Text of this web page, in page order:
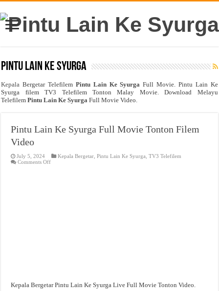
Pintu Lain Ke Syurga
Kepala Bergetar Telefilem Pintu Lain Ke Syurga Full Movie. Pintu Lain Ke
Syurga filem TV3 Telefilem Tonton Malay Movie. Download Melayu
TelefilemPintu Lain Ke Syurga Full Movie Video.
Pintu Lain Ke Syurga Full Movie Tonton Filem
Video
July 5, 2024 Kepala Bergetar ,Pintu Lain Ke Syurga ,TV3 Telefilem
Comments Offon
Kepala Bergetar Pintu Lain Ke Syurga Live Full Movie Tonton Video.